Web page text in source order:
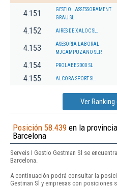
4.151
GESTIO I ASSESSORAMENT
GRAU SL
4.152 AIRES DE XALOC SL.
4.153
ASESORIA LABORAL
MJCAMPUZANO SLP.
4.154 PROLABE 2000 SL
4.155 ALCORA SPORT SL.
Ver
Posición 58.439 en la
Barcelona
Serveis I Gestio Gestman Sl se
Barcelona.
A continuación podrá consultar la
Gestman Sl y empresas con posiciones